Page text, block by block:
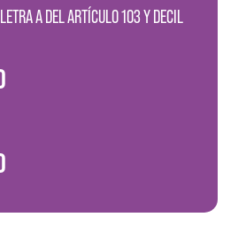
A DEL ARTÍCULO 103 Y DECIL